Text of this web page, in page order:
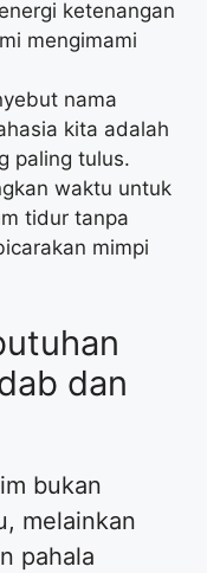
ketenangan
mengimami
nama
kita adalah
paling tulus.
waktu untuk
tidur tanpa
mimpi
dan
bukan
melainkan
pahala